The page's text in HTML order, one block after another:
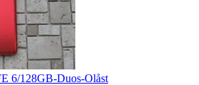
6/128GB-Duos-Olåst